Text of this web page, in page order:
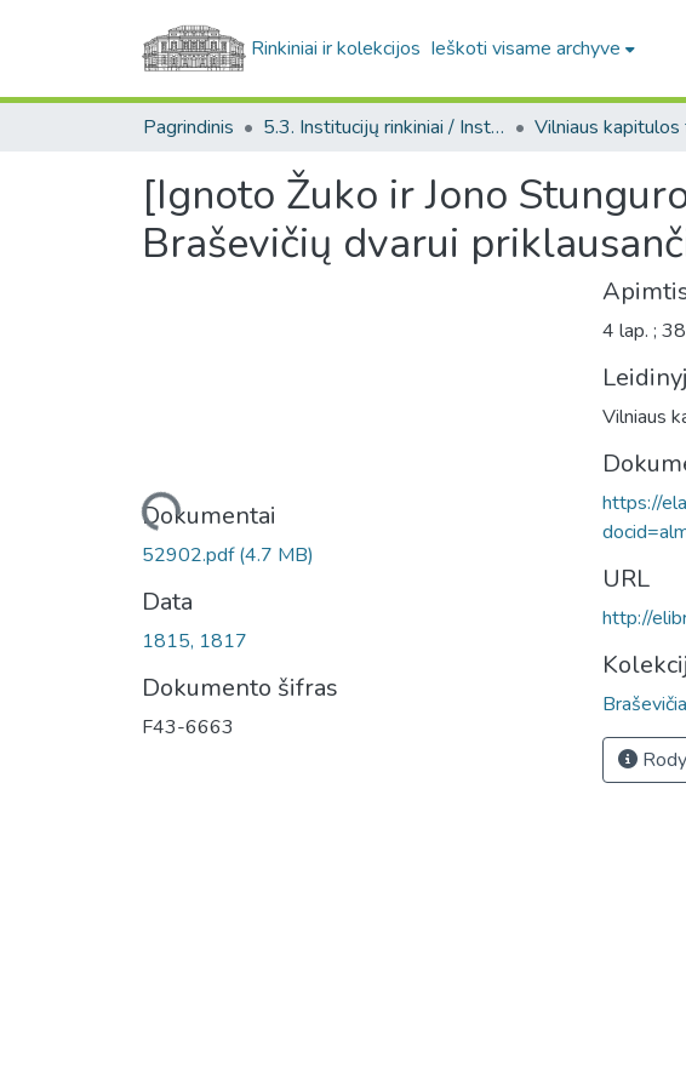
Rinkiniai ir kolekcijos Ieškoti visame archyve
Pagrindinis 5.3. Institucijų rinkiniai / Institutional collections
[Ignoto Žuko ir Jono
Braševičių dvarui
Įkeliama...
Dokumentai
52902.pdf(4.7 MB)
Data
1815, 1817
Dokumento šifras
F43-6663
4 lap. ;
Vilniaus
https://
URL
http://